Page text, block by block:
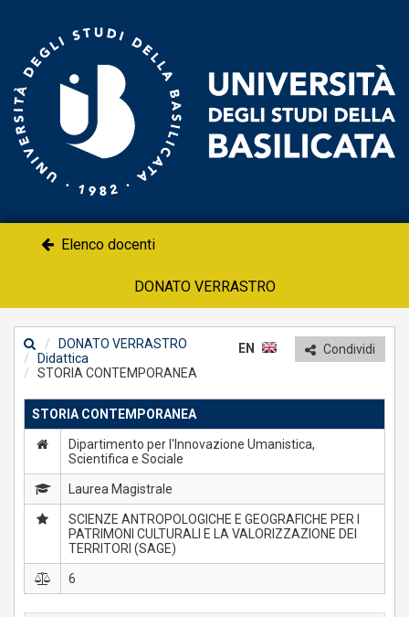
Elenco docenti
DONATO VERRASTRO
Condividi
EN
DONATO VERRASTRO
Didattica
STORIA CONTEMPORANEA
STORIA CONTEMPORANEA
Dipartimento per l'Innovazione Umanistica,
Scientifica e Sociale
Laurea Magistrale
SCIENZE ANTROPOLOGICHE E GEOGRAFICHE PER I
PATRIMONI CULTURALI E LA VALORIZZAZIONE DEI
TERRITORI (SAGE)
6